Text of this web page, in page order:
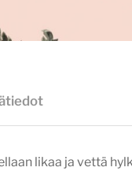
likaa ja vettä